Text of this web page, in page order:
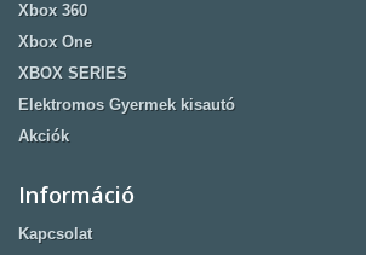
Xbox 360
Xbox One
XBOX SERIES
Elektromos Gyermek kisautó
Akciók
Információ
Kapcsolat